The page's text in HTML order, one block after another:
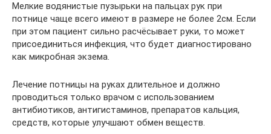
Мелкие водянистые пузырьки на пальцах рук при
потнице чаще всего имеют в размере не более 2см. Если
при этом пациент сильно расчёсывает руки, то может
присоединиться инфекция, что будет диагностировано
как микробная экзема.
Лечение потницы на руках длительное и должно
проводиться только врачом с использованием
антибиотиков, антигистаминов, препаратов кальция,
средств, которые улучшают обмен веществ.